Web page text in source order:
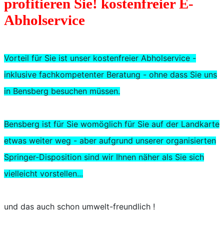
profitieren Sie! kostenfreier E-
Abholservice
Vorteil für Sie ist unser kostenfreier Abholservice -
inklusive fachkompetenter Beratung - ohne dass Sie uns
in Bensberg besuchen müssen.
Bensberg ist für Sie womöglich für Sie auf der Landkarte
etwas weiter weg - aber aufgrund unserer organisierten
Springer-Disposition sind wir Ihnen näher als Sie sich
vielleicht vorstellen...
und das auch schon umwelt-freundlich !